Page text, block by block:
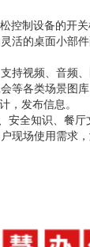
控制设备的开
活的桌面小部
持视频、音频
等各类场景图
，发布信息。
安全知识、餐厅
现场使用需求，